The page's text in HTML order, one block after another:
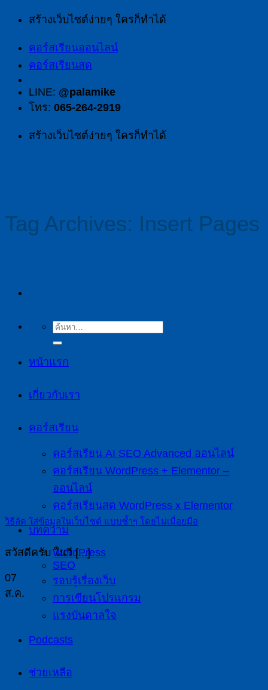
สร้างเว็บไซต์ง่ายๆ ใครก็ทำได้
คอร์สเรียนออนไลน์
คอร์สเรียนสด
LINE: @palamike
โทร: 065-264-2919
สร้างเว็บไซต์ง่ายๆ ใครก็ทำได้
หน้าแรก
เกี่ยวกับเรา
คอร์สเรียน
คอร์สเรียน AI SEO Advanced ออนไลน์
คอร์สเรียน WordPress + Elementor –
ออนไลน์
คอร์สเรียนสด WordPress x Elementor
บทความ
WordPress
SEO
รอบรู้เรื่องเว็บ
การเขียนโปรแกรม
แรงบันดาลใจ
Podcasts
ช่วยเหลือ
Tag Archives: Insert Pages
วิธีลัด ใส่ข้อมูลในเว็บไซต์ แบบซ้ำๆ โดยไม่เมื่อยมือ
สวัสดีครับ ในวี [...]
07
ส.ค.